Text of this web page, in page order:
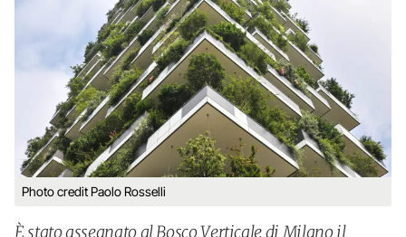
Photo credit Paolo Rosselli
È stato assegnato al Bosco Verticale di Milano il